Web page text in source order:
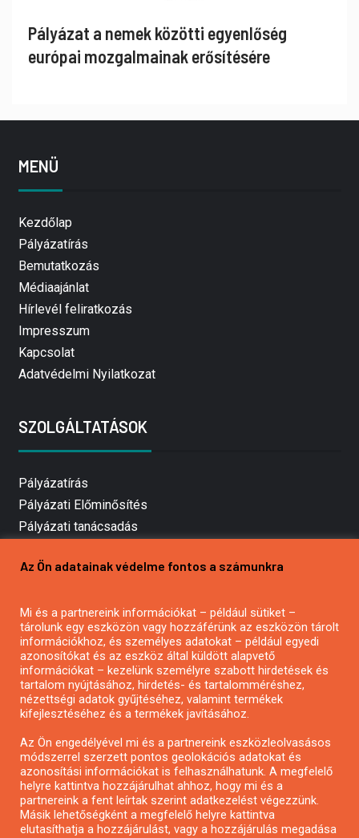
Pályázat a nemek közötti egyenlőség
európai mozgalmainak erősítésére
MENÜ
Kezdőlap
Pályázatírás
Bemutatkozás
Médiaajánlat
Hírlevél feliratkozás
Impresszum
Kapcsolat
Adatvédelmi Nyilatkozat
SZOLGÁLTATÁSOK
Pályázatírás
Pályázati Előminősítés
Pályázati tanácsadás
Mezőgazdasági pályázatírás
Pályázatírás civil szervezeteknek
Pályázatírás önkormányzatoknak
Pályázatfigyelés
Specifikus pályázatfigyelés vagy hírlevél
Pályázatok magánszemélyeknek
Pályázatok civil szervezeteknek
Pályázatok vállalkozásoknak
Az Ön adatainak védelme fontos a számunkra
Mi és a partnereink információkat – például sütiket –
tárolunk egy eszközön vagy hozzáférünk az eszközön tárolt
információkhoz, és személyes adatokat – például egyedi
azonosítókat és az eszköz által küldött alapvető
információkat – kezelünk személyre szabott hirdetések és
tartalom nyújtásához, hirdetés- és tartalomméréshez,
nézettségi adatok gyűjtéséhez, valamint termékek
kifejlesztéséhez és a termékek javításához.
Az Ön engedélyével mi és a partnereink eszközleolvasásos
módszerrel szerzett pontos geolokációs adatokat és
azonosítási információkat is felhasználhatunk. A megfelelő
helyre kattintva hozzájárulhat ahhoz, hogy mi és a
partnereink a fent leírtak szerint adatkezelést végezzünk.
Másik lehetőségként a megfelelő helyre kattintva
elutasíthatja a hozzájárulást, vagy a hozzájárulás megadása